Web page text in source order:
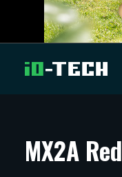
ARTIKKELIT
MX2A Red